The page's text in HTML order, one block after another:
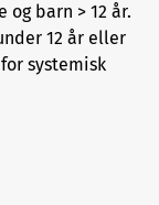
barn > 12 år.
12 år eller
systemisk